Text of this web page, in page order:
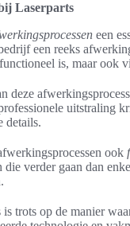
Laserparts
een
een reeks
is, maar ook
deze
uitstraling
details.
ook
die verder gaan dan
is trots op de manier